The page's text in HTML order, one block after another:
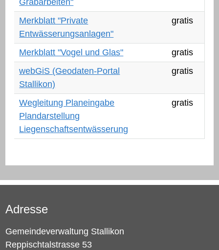
Merkblatt "Private
Entwässerungsanlagen"
gratis
Merkblatt "Vogel und Glas"
gratis
webGiS (Geodaten-Portal
Stallikon)
gratis
Wegleitung Planeingabe
Plandarstellung
Liegenschaftsentwässerung
gratis
Adresse
Gemeindeverwaltung Stallikon
Reppischtalstrasse 53